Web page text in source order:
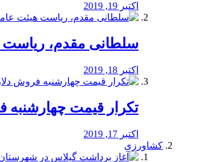
اکتبر 19, 2019
سلطانی مقدم، ریاست
اکتبر 18, 2019
تکرار قیمت چهارشنبه فروش
اکتبر 17, 2019
کشاورزی